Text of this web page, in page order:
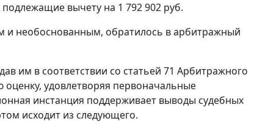
вычету на 1 792 902 руб.
необоснованным, обратилось в арбитражный
им в соответствии со статьей 71 Арбитражного
удовлетворяя первоначальные
инстанция поддерживает выводы судебных
исходит из следующего.